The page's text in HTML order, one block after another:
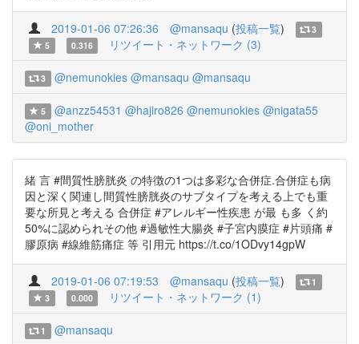
2019-01-06 07:26:36 @mansaqu (投稿一覧)
3
5
0.316 リツイート・ネットワーク (3)
3 @nemunokies @mansaqu @mansaqu
5 @anzz54531 @hajiro826 @nemunokies @nigata55
@oni_mother
緒 言 #間質性膀胱炎 の特徴の1つは多彩な合併症.合併症も病
因と深く関連し間質性膀胱炎のサブタイプを考える上でも重
要な所見と考える 合併症 #アレルギー性疾患 が最 も多 く約
50%に認められその他 #過敏性大腸炎 #子宮内膜症 #片頭痛 #
膠原病 #線維筋痛症 等 引用元 https://t.co/1ODvy14gpW
2019-01-06 07:19:53 @mansaqu (投稿一覧)
1
3
0.000 リツイート・ネットワーク (1)
1 @mansaqu